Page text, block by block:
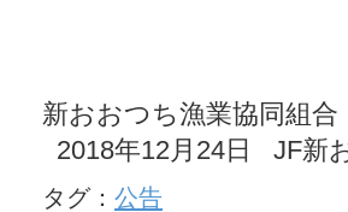
新おおつち漁業協同組合
2018年12月24日 JF新
タグ： 公告